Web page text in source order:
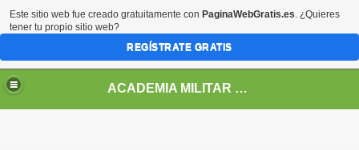
ACADEMIA MILITAR DE HONDURAS GENERAL FRANCISCO MORAZAN
Este sitio web fue creado gratuitamente con PaginaWebGratis.es. ¿Quieres
tener tu propio sitio web?
REGÍSTRATE GRATIS